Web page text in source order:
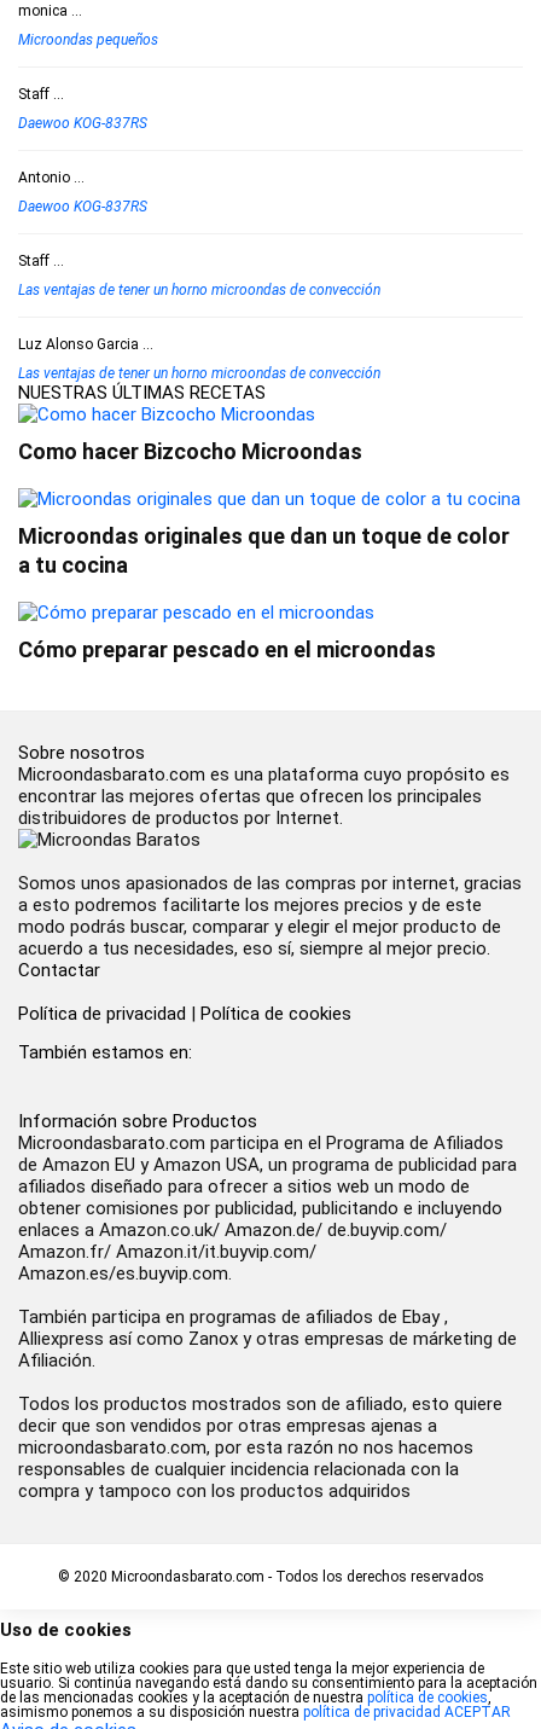
monica ...
Microondas pequeños
Staff ...
Daewoo KOG-837RS
Antonio ...
Daewoo KOG-837RS
Staff ...
Las ventajas de tener un horno microondas de convección
Luz Alonso Garcia ...
Las ventajas de tener un horno microondas de convección
NUESTRAS ÚLTIMAS RECETAS
Como hacer Bizcocho Microondas
Microondas originales que dan un toque de color
a tu cocina
Cómo preparar pescado en el microondas
Sobre nosotros
Microondasbarato.com es una plataforma cuyo propósito es
encontrar las mejores ofertas que ofrecen los principales
distribuidores de productos por Internet.
Somos unos apasionados de las compras por internet, gracias
a esto podremos facilitarte los mejores precios y de este
modo podrás buscar, comparar y elegir el mejor producto de
acuerdo a tus necesidades, eso sí, siempre al mejor precio.
Contactar
Política de privacidad | Política de cookies
También estamos en:
Información sobre Productos
Microondasbarato.com participa en el Programa de Afiliados
de Amazon EU y Amazon USA, un programa de publicidad para
afiliados diseñado para ofrecer a sitios web un modo de
obtener comisiones por publicidad, publicitando e incluyendo
enlaces a Amazon.co.uk/ Amazon.de/ de.buyvip.com/
Amazon.fr/ Amazon.it/it.buyvip.com/
Amazon.es/es.buyvip.com.
También participa en programas de afiliados de Ebay ,
Alliexpress así como Zanox y otras empresas de márketing de
Afiliación.
Todos los productos mostrados son de afiliado, esto quiere
decir que son vendidos por otras empresas ajenas a
microondasbarato.com, por esta razón no nos hacemos
responsables de cualquier incidencia relacionada con la
compra y tampoco con los productos adquiridos
© 2020 Microondasbarato.com - Todos los derechos reservados
Uso de cookies
Este sitio web utiliza cookies para que usted tenga la mejor experiencia de
usuario. Si continúa navegando está dando su consentimiento para la aceptación
de las mencionadas cookies y la aceptación de nuestra política de cookies,
asimismo ponemos a su disposición nuestra política de privacidad ACEPTAR